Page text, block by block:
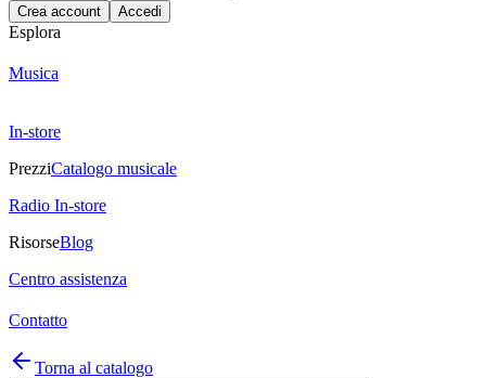
Crea account Accedi
Esplora
Musica
In-store
PrezziCatalogo musicale
Radio In-store
RisorseBlog
Centro assistenza
Contatto
Torna al catalogo